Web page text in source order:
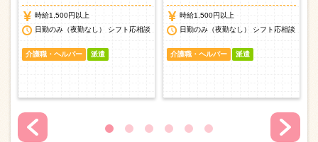
時給1,500円以上
日勤のみ（夜勤なし） シフト応相談
介護職・ヘルパー 派遣
時給1,500円以上
日勤のみ（夜勤なし） シフト応相談
介護職・ヘルパー 派遣